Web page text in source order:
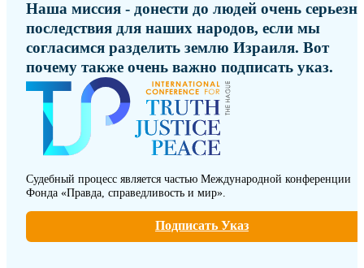
Наша миссия - донести до людей очень
последствия для наших народов, если мы
согласимся разделить землю Израиля. Вот
почему также очень важно подписать указ.
Судебный процесс является частью Международной конференции
Фонда «Правда, справедливость и мир».
Подписать Указ